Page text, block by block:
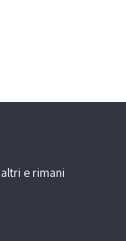
e rimani